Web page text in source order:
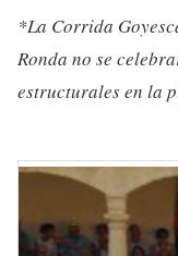
*La Corrida
Ronda no se
estructurales en la